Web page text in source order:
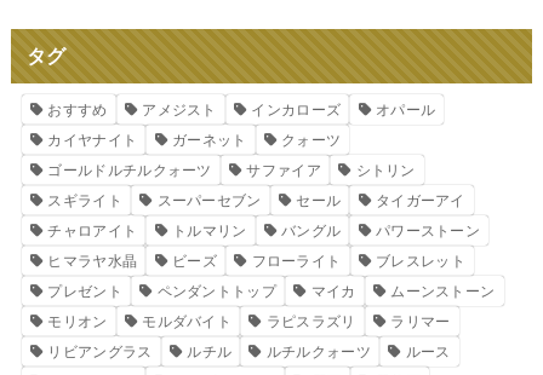
タグ
おすすめ アメジスト インカローズ
オパール
カイヤナイト
ガーネット
クォーツ
ゴールドルチルクォーツ
サファイア
シトリン
スギライト
スーパーセブン セール
タイガーアイ
チャロアイト
トルマリン バングル
パワーストーン
ヒマラヤ水晶
ビーズ フローライト
ブレスレット
プレゼント
ペンダントトップ マイカ
ムーンストーン
モリオン
モルダバイト ラピスラズリ
ラリマー
リビアングラス
ルチル ルチルクォーツ
ルース